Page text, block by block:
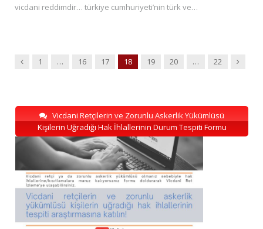
vicdani reddimdir… türkiye cumhuriyeti’nin türk ve…
Previous
1 … 16 17 18 19 20 … 22 Next
Vicdani Retçilerin ve Zorunlu Askerlik Yükümlüsü
Kişilerin Uğradığı Hak İhlallerinin Durum Tespiti Formu